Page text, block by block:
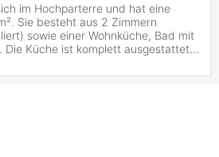
im Hochparterre und hat eine
Sie besteht aus 2 Zimmern
sowie einer Wohnküche, Bad mit
Die Küche ist komplett ausgestattet...